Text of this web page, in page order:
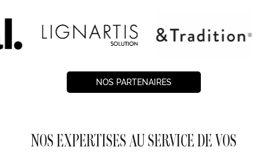
NOS PARTENAIRES
NOS EXPERTISES AU SERVICE DE VOS